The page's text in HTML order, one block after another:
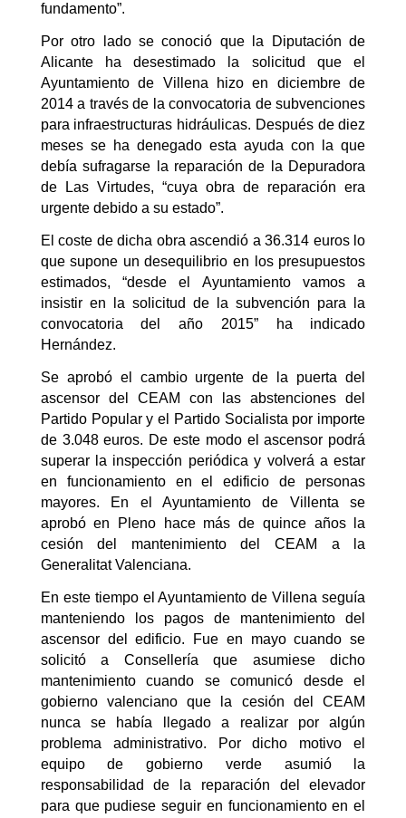
fundamento”.
Por otro lado se conoció que la Diputación de
Alicante ha desestimado la solicitud que el
Ayuntamiento de Villena hizo en diciembre de
2014 a través de la convocatoria de subvenciones
para infraestructuras hidráulicas. Después de diez
meses se ha denegado esta ayuda con la que
debía sufragarse la reparación de la Depuradora
de Las Virtudes, “cuya obra de reparación era
urgente debido a su estado”.
El coste de dicha obra ascendió a 36.314 euros lo
que supone un desequilibrio en los presupuestos
estimados, “desde el Ayuntamiento vamos a
insistir en la solicitud de la subvención para la
convocatoria del año 2015” ha indicado
Hernández.
Se aprobó el cambio urgente de la puerta del
ascensor del CEAM con las abstenciones del
Partido Popular y el Partido Socialista por importe
de 3.048 euros. De este modo el ascensor podrá
superar la inspección periódica y volverá a estar
en funcionamiento en el edificio de personas
mayores. En el Ayuntamiento de Villenta se
aprobó en Pleno hace más de quince años la
cesión del mantenimiento del CEAM a la
Generalitat Valenciana.
En este tiempo el Ayuntamiento de Villena seguía
manteniendo los pagos de mantenimiento del
ascensor del edificio. Fue en mayo cuando se
solicitó a Consellería que asumiese dicho
mantenimiento cuando se comunicó desde el
gobierno valenciano que la cesión del CEAM
nunca se había llegado a realizar por algún
problema administrativo. Por dicho motivo el
equipo de gobierno verde asumió la
responsabilidad de la reparación del elevador
para que pudiese seguir en funcionamiento en el